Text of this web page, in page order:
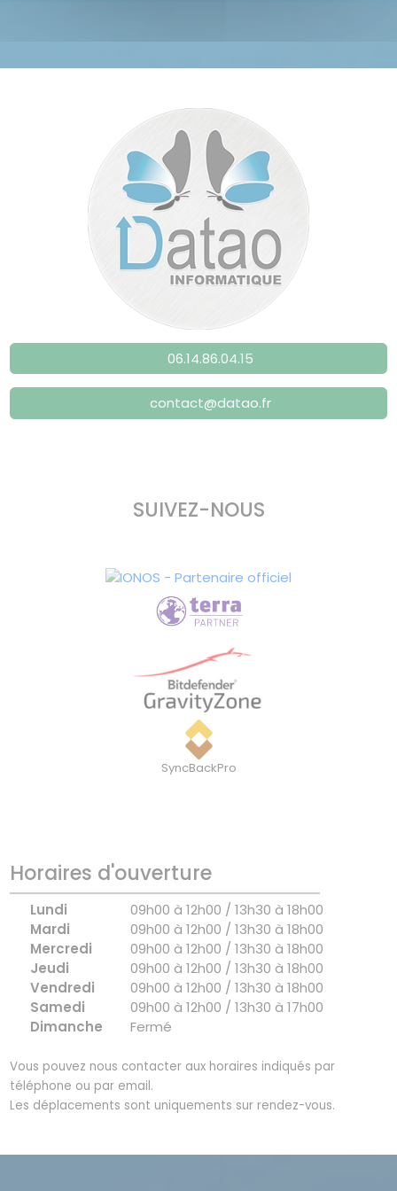
06.14.86.04.15
contact@datao.fr
SUIVEZ-NOUS
SyncBackPro
Horaires d'ouverture
Lundi
09h00 à 12h00 / 13h30 à 18h00
Mardi
09h00 à 12h00 / 13h30 à 18h00
Mercredi
09h00 à 12h00 / 13h30 à 18h00
Jeudi
09h00 à 12h00 / 13h30 à 18h00
Vendredi
09h00 à 12h00 / 13h30 à 18h00
Samedi
09h00 à 12h00 / 13h30 à 17h00
Dimanche
Fermé
Vous pouvez nous contacter aux horaires indiqués par
téléphone ou par email.
Les déplacements sont uniquements sur rendez-vous.